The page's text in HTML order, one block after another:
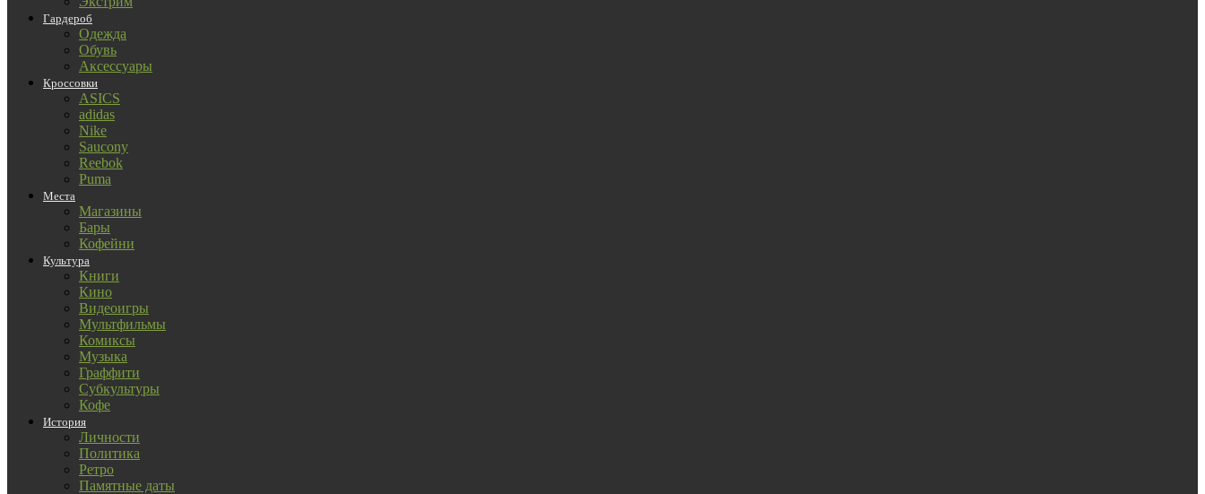
Гардероб
Одежда
Обувь
Аксессуары
Кроссовки
ASICS
adidas
Nike
Saucony
Reebok
Puma
Места
Магазины
Бары
Кофейни
Культура
Книги
Кино
Видеоигры
Мультфильмы
Комиксы
Музыка
Граффити
Субкультуры
Кофе
История
Личности
Политика
Ретро
Памятные даты